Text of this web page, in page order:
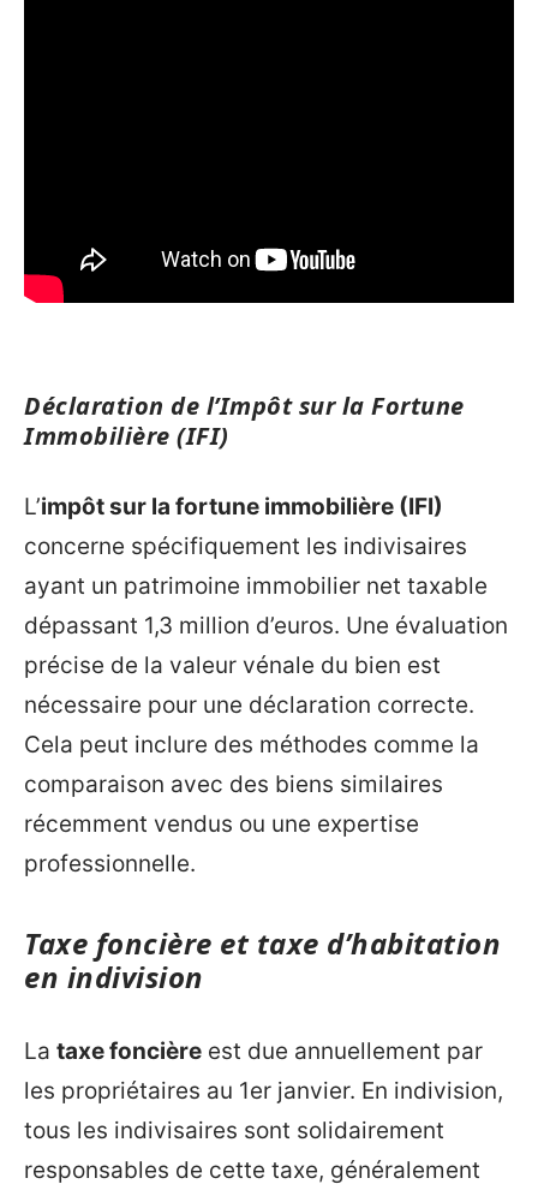
Déclaration de l’Impôt sur la Fortune
Immobilière (IFI)
L’impôt sur la fortune immobilière (IFI)
concerne spécifiquement les indivisaires
ayant un patrimoine immobilier net taxable
dépassant 1,3 million d’euros. Une évaluation
précise de la valeur vénale du bien est
nécessaire pour une déclaration correcte.
Cela peut inclure des méthodes comme la
comparaison avec des biens similaires
récemment vendus ou une expertise
professionnelle.
Taxe foncière et taxe d’habitation
en indivision
La taxe foncière est due annuellement par
les propriétaires au 1er janvier. En indivision,
tous les indivisaires sont solidairement
responsables de cette taxe, généralement